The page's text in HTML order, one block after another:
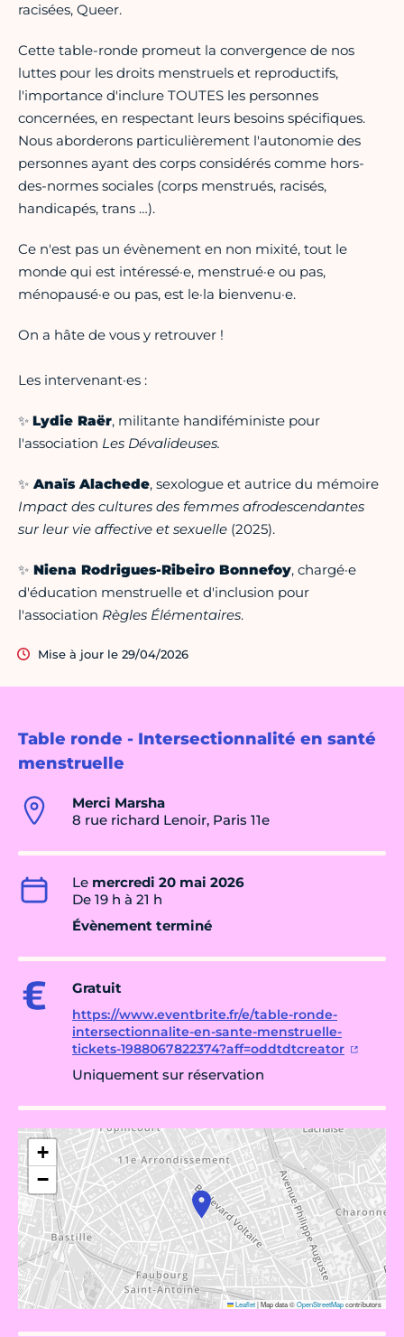
Table ronde - Intersectionnalité en santé
menstruelle
Merci Marsha
8 rue richard Lenoir, Paris 11e
Le mercredi 20 mai 2026
De 19 h à 21 h
Évènement terminé
Gratuit
https://www.eventbrite.fr/e/table-ronde-
intersectionnalite-en-sante-menstruelle-
tickets-1988067822374?aff=oddtdtcreator
Uniquement sur réservation
+
−
Leaflet|Map data ©OpenStreetMapcontributors
racisées, Queer.
Cette table-ronde promeut la convergence de nos
luttes pour les droits menstruels et reproductifs,
l'importance d'inclure TOUTES les personnes
concernées, en respectant leurs besoins spécifiques.
Nous aborderons particulièrement l'autonomie des
personnes ayant des corps considérés comme hors-
des-normes sociales (corps menstrués, racisés,
handicapés, trans …).
Ce n'est pas un évènement en non mixité, tout le
monde qui est intéressé·e, menstrué·e ou pas,
ménopausé·e ou pas, est le·la bienvenu·e.
On a hâte de vous y retrouver !
Les intervenant·es :
✨ Lydie Raër, militante handiféministe pour
l'association Les Dévalideuses.
✨ Anaïs Alachede, sexologue et autrice du mémoire
Impact des cultures des femmes afrodescendantes
sur leur vie affective et sexuelle (2025).
✨ Niena Rodrigues-Ribeiro Bonnefoy, chargé·e
d'éducation menstruelle et d'inclusion pour
l'association Règles Élémentaires.
Mise à jour le 29/04/2026